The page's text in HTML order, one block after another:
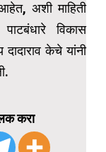
अशी माहिती
विकास
केचे यांनी
करा